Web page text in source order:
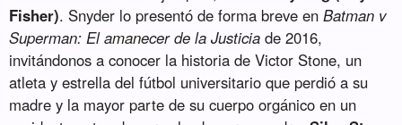
Fisher). Snyder lo presentó de forma breve enBatman v
Superman: El amanecer de la Justicia de 2016,
invitándonos a conocer la historia de Victor Stone, un
atleta y estrella del fútbol universitario que perdió a su
madre y la mayor parte de su cuerpo orgánico en un